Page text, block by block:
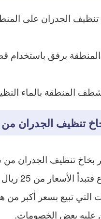
الجدران على
برفق باستخدام
المنطقة بالماء
تنظيف الجدران
بخاخ تنظيف الجدران من
الحجم
التي تبيع بسعر أكبر من
عليه بعض الخصومات.